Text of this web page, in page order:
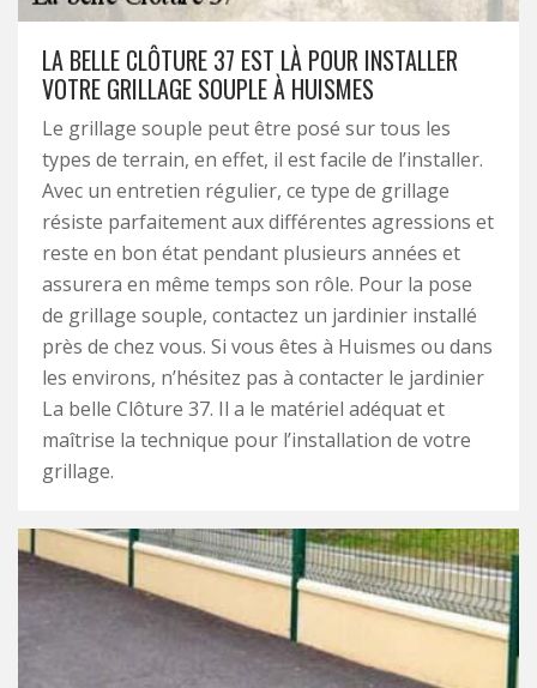
LA BELLE CLÔTURE 37 EST LÀ POUR INSTALLER
VOTRE GRILLAGE SOUPLE À HUISMES
Le grillage souple peut être posé sur tous les
types de terrain, en effet, il est facile de l’installer.
Avec un entretien régulier, ce type de grillage
résiste parfaitement aux différentes agressions et
reste en bon état pendant plusieurs années et
assurera en même temps son rôle. Pour la pose
de grillage souple, contactez un jardinier installé
près de chez vous. Si vous êtes à Huismes ou dans
les environs, n’hésitez pas à contacter le jardinier
La belle Clôture 37. Il a le matériel adéquat et
maîtrise la technique pour l’installation de votre
grillage.